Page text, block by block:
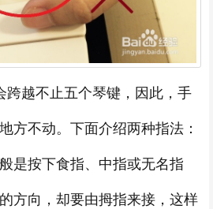
跨越不止五个琴键，因此，手
方不动。下面介绍两种指法：
是按下食指、中指或无名指
方向，却要由拇指来接，这样